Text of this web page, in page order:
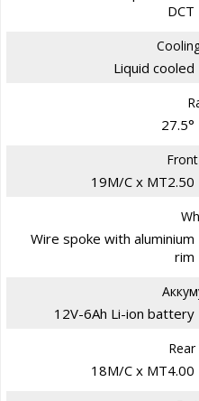
DCT
Liquid cooled
27.5°
19M/C x MT2.50
Wire spoke with aluminium
rim
12V-6Ah Li-ion battery
18M/C x MT4.00